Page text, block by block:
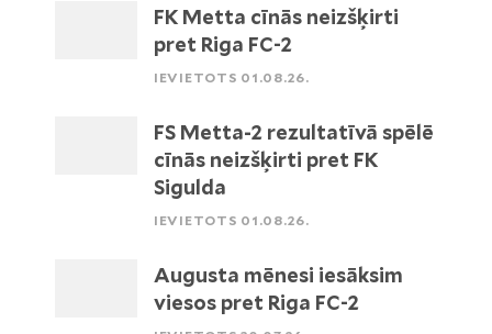
FK Metta cīnās neizšķirti
pret Riga FC-2
IEVIETOTS 01.08.26.
FS Metta-2 rezultatīvā spēlē
cīnās neizšķirti pret FK
Sigulda
IEVIETOTS 01.08.26.
Augusta mēnesi iesāksim
viesos pret Riga FC-2